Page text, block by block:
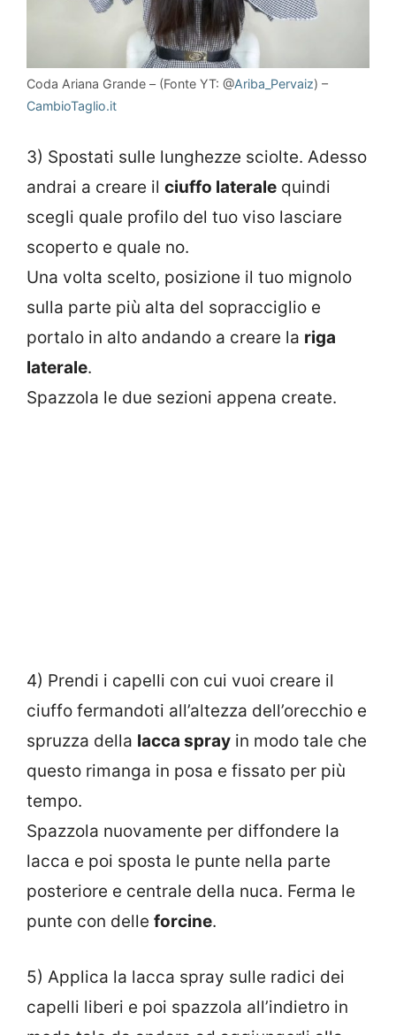
Coda Ariana Grande – (Fonte YT: @Ariba_Pervaiz) –
CambioTaglio.it
3) Spostati sulle lunghezze sciolte. Adesso
andrai a creare il ciuffo laterale quindi
scegli quale profilo del tuo viso lasciare
scoperto e quale no.
Una volta scelto, posizione il tuo mignolo
sulla parte più alta del sopracciglio e
portalo in alto andando a creare la riga
laterale.
Spazzola le due sezioni appena create.
4) Prendi i capelli con cui vuoi creare il
ciuffo fermandoti all’altezza dell’orecchio e
spruzza della lacca spray in modo tale che
questo rimanga in posa e fissato per più
tempo.
Spazzola nuovamente per diffondere la
lacca e poi sposta le punte nella parte
posteriore e centrale della nuca. Ferma le
punte con delle forcine.
5) Applica la lacca spray sulle radici dei
capelli liberi e poi spazzola all’indietro in